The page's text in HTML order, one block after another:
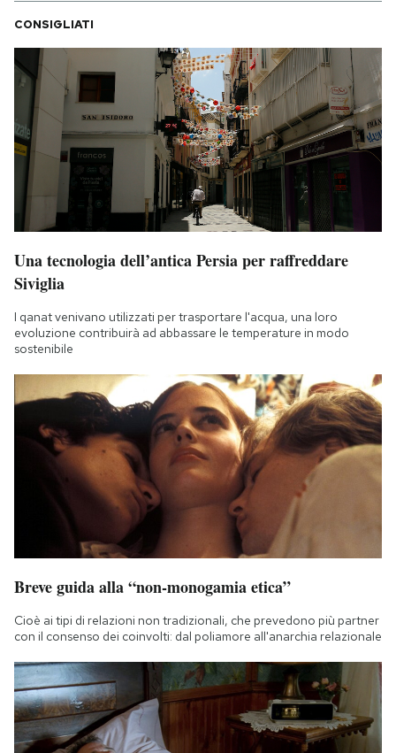
CONSIGLIATI
Una tecnologia dell’antica Persia per raffreddare
Siviglia
I qanat venivano utilizzati per trasportare l'acqua, una loro
evoluzione contribuirà ad abbassare le temperature in modo
sostenibile
Breve guida alla “non-monogamia etica”
Cioè ai tipi di relazioni non tradizionali, che prevedono più partner
con il consenso dei coinvolti: dal poliamore all'anarchia relazionale